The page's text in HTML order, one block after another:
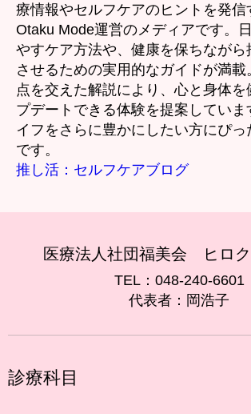
療情報やセルフケアのヒントを発信
Otaku Mode運営のメディアです。
やすケア方法や、健康を保ちながら
させるための実用的なガイドが満
点を交えた解説により、心と身体を
プデートできる体験を提案していま
イフをさらに豊かにしたい方にぴ
です。
推し活：セルフケアブログ
医療法人社団福美会 ヒロ
TEL：048-240-6601
代表者：岡浩子
診療科目